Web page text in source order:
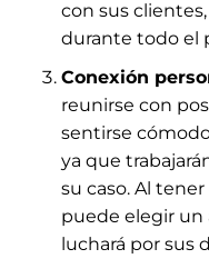
con sus
durante todo el
Conexión
reunirse con
sentirse
ya que
su caso. Al
puede elegir un
luchará por sus